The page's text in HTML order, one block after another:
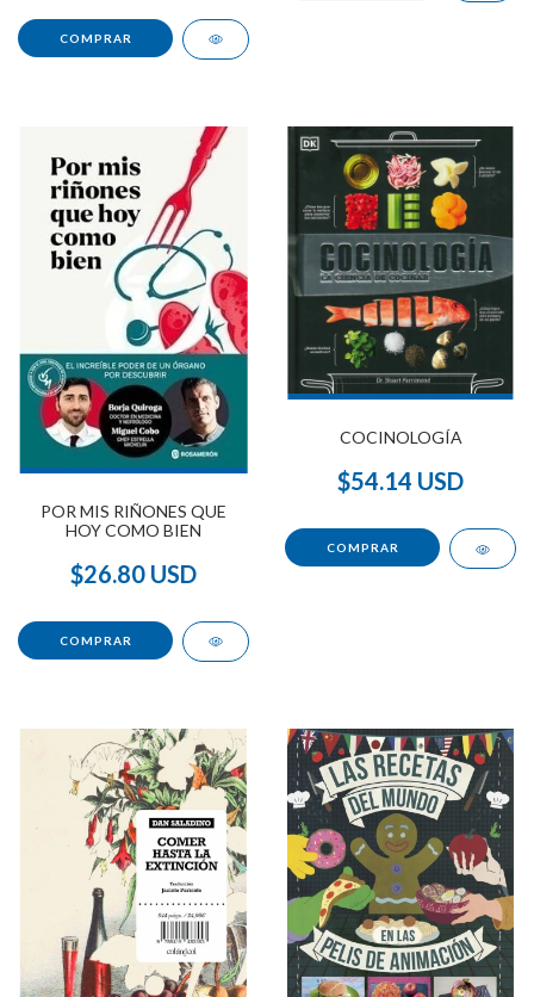
POR MIS RIÑONES QUE
HOY COMO BIEN
$26.80 USD
COCINOLOGÍA
$54.14 USD